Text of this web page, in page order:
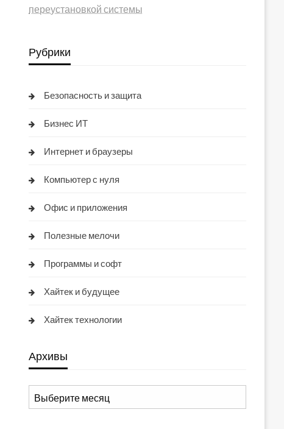
переустановкой системы
Рубрики
Безопасность и защита
Бизнес ИТ
Интернет и браузеры
Компьютер с нуля
Офис и приложения
Полезные мелочи
Программы и софт
Хайтек и будущее
Хайтек технологии
Архивы
Архивы